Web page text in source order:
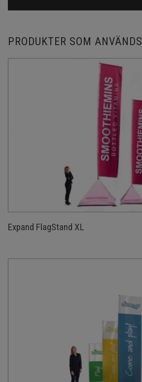
PRODUKTER SOM ANVÄNDS
Expand FlagStand XL